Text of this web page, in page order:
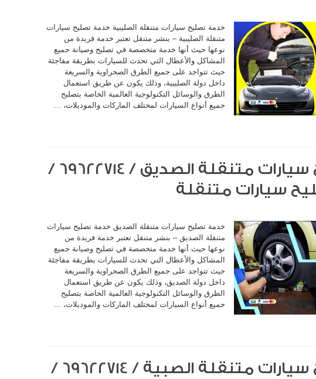
خدمة تصليح سيارات متنقلة الصليبية خدمة تصليح سيارات
متنقلة الصليبية – بنشر متنقل تعتبر خدمة فريدة من
نوعها حيث أنها خدمة متخصصة في تصليح وصيانة جميع
المشاكل والأعطال التي تحدث للسيارات بطريقة مفاجئة
حيث تتواجد على جميع الطرق الصحراوية والسريعة
داخل دولة الصليبية، وذلك يكون عن طريق استعمال
الطرق والوسائل التكنولوجية العالمية الخاصة بتصليح
جميع أنواع السيارات لمختلف الماركات والموديلات، ...
خدمة تصليح سيارات متنقلة الصديق / 69622714‬ /
سيارات متنقلة
خدمة تصليح سيارات متنقلة الصديق خدمة تصليح سيارات
متنقلة الصديق – بنشر متنقل تعتبر خدمة فريدة من
نوعها حيث أنها خدمة متخصصة في تصليح وصيانة جميع
المشاكل والأعطال التي تحدث للسيارات بطريقة مفاجئة
حيث تتواجد على جميع الطرق الصحراوية والسريعة
داخل دولة الصديق، وذلك يكون عن طريق استعمال
الطرق والوسائل التكنولوجية العالمية الخاصة بتصليح
جميع أنواع السيارات لمختلف الماركات والموديلات، ...
خدمة تصليح سيارات متنقلة الصبية / 69622714‬ /